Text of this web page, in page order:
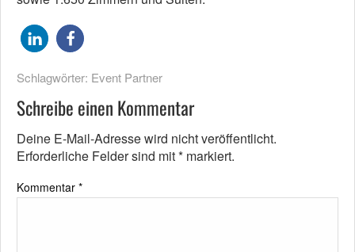
Schlagwörter: Event Partner
Schreibe einen Kommentar
Deine E-Mail-Adresse wird nicht veröffentlicht.
Erforderliche Felder sind mit* markiert.
Kommentar *